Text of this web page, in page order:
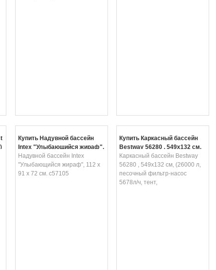
Купить Надувной бассейн
Intex "Улыбающийся жираф",
112 х 91 х 72 см. с57105
Надувной бассейн Intex
"Улыбающийся жираф", 112 х
91 х 72 см. с57105
Купить Каркасный бассейн
Bestway 56280 , 549х132 см,
(26000 л, песочный фильтр-
насос 5678л/ч, тент,
лестница, подстилка)
Каркасный бассейн Bestway
56280 , 549х132 см, (26000 л,
песочный фильтр-насос
5678л/ч, тент,